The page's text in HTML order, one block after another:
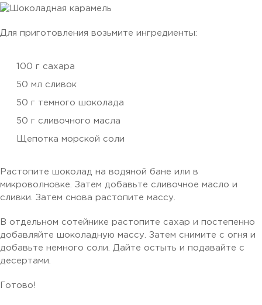
Для приготовления возьмите ингредиенты:
100 г сахара
50 мл сливок
50 г темного шоколада
50 г сливочного масла
Щепотка морской соли
Растопите шоколад на водяной бане или в
микроволновке. Затем добавьте сливочное масло и
сливки. Затем снова растопите массу.
В отдельном сотейнике растопите сахар и постепенно
добавляйте шоколадную массу. Затем снимите с огня и
добавьте немного соли. Дайте остыть и подавайте с
десертами.
Готово!